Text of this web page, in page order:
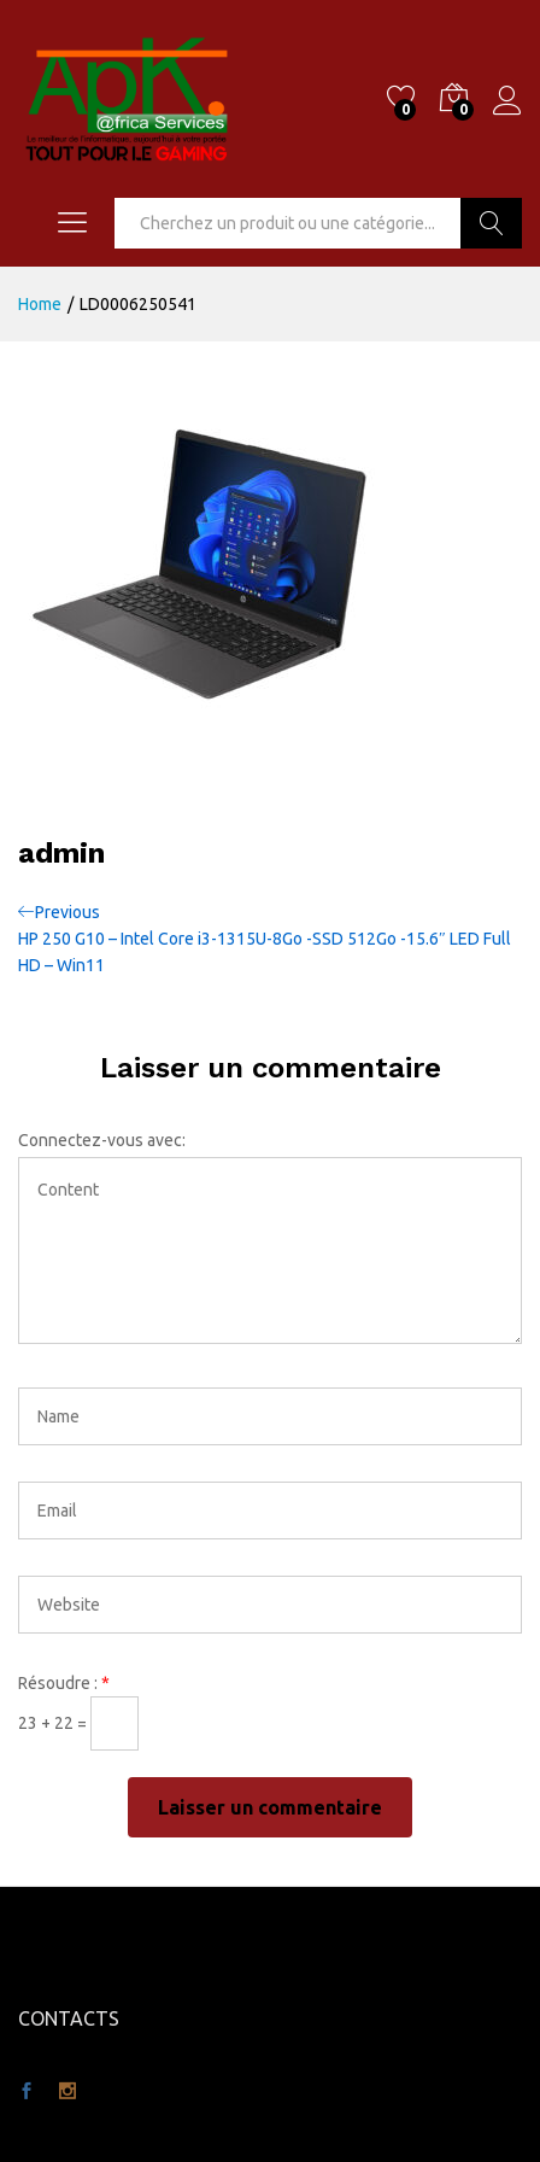
0 0
Home / LD0006250541
admin
Navigation
de
Previous
Post
Previous
HP 250 G10 – Intel Core i3-1315U-8Go -SSD 512Go -15.6″ LED Full
HD – Win11
Laisser un commentaire
Connectez-vous avec:
Résoudre : *
23 + 22 =
CONTACTS